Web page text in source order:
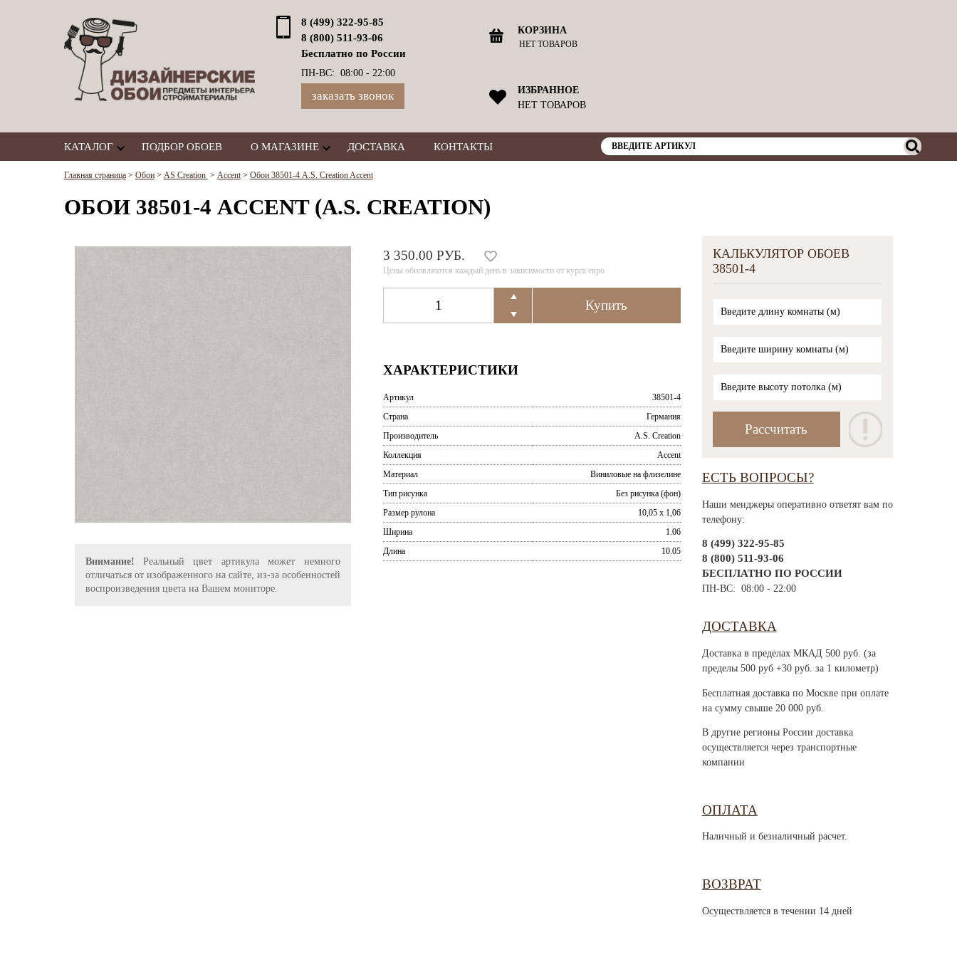
8 (499) 322-95-85
8 (800) 511-93-06
Бесплатно по России
ПН-ВС: 08:00 - 22:00
заказать звонок
КОРЗИНА
НЕТ ТОВАРОВ
ИЗБРАННОЕ
НЕТ ТОВАРОВ
КАТАЛОГ ПОДБОР ОБОЕВ О МАГАЗИНЕ ДОСТАВКА КОНТАКТЫ
Главная страница> Обои> AS Creation > Accent> Обои 38501-4 A.S. Creation Accent
ОБОИ 38501-4 ACCENT (A.S. CREATION)
Внимание! Реальный цвет артикула может немного
отличаться от изображенного на сайте, из-за особенностей
воспроизведения цвета на Вашем мониторе.
3 350.00 РУБ.
Цены обновляются каждый день в зависимости от курса евро
ХАРАКТЕРИСТИКИ
Артикул
38501-4
Страна
Германия
Производитель
A.S. Creation
Коллекция
Accent
Материал
Виниловые на флизелине
Тип рисунка
Без рисунка (фон)
Размер рулона
10,05 x 1,06
Ширина
1.06
Длина
10.05
КАЛЬКУЛЯТОР ОБОЕВ
38501-4
ЕСТЬ ВОПРОСЫ?
Наши менджеры оперативно ответят вам по
телефону:
8 (499) 322-95-85
8 (800) 511-93-06
БЕСПЛАТНО ПО РОССИИ
ПН-ВС: 08:00 - 22:00
ДОСТАВКА
Доставка в пределах МКАД 500 руб. (за
пределы 500 руб +30 руб. за 1 километр)
Бесплатная доставка по Москве при оплате
на сумму свыше 20 000 руб.
В другие регионы России доставка
осуществляется через транспортные
компании
ОПЛАТА
Наличный и безналичный расчет.
ВОЗВРАТ
Осуществляется в течении 14 дней